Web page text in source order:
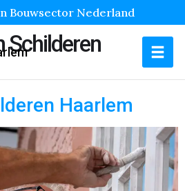
Bouwsector Nederland
Schilderen
Haarlem